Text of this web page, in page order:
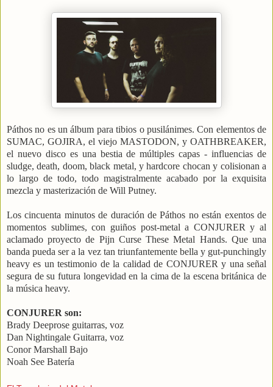
Páthos no es un álbum para tibios o pusilánimes. Con elementos de
SUMAC, GOJIRA, el viejo MASTODON, y OATHBREAKER,
el nuevo disco es una bestia de múltiples capas - influencias de
sludge, death, doom, black metal, y hardcore chocan y colisionan a
lo largo de todo, todo magistralmente acabado por la exquisita
mezcla y masterización de Will Putney.
Los cincuenta minutos de duración de Páthos no están exentos de
momentos sublimes, con guiños post-metal a CONJURER y al
aclamado proyecto de Pijn Curse These Metal Hands. Que una
banda pueda ser a la vez tan triunfantemente bella y gut-punchingly
heavy es un testimonio de la calidad de CONJURER y una señal
segura de su futura longevidad en la cima de la escena británica de
la música heavy.
CONJURER son:
Brady Deeprose guitarras, voz
Dan Nightingale Guitarra, voz
Conor Marshall Bajo
Noah See Batería